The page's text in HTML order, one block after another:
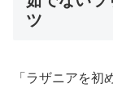
ツ
「ラザニアを初